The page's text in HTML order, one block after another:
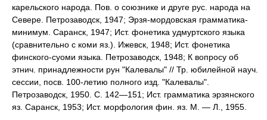
карельского народа. Пов. о союзнике и друге рус. народа на
Севере. Петрозаводск, 1947; Эрзя-мордовская грамматика-
минимум. Саранск, 1947; Ист. фонетика удмуртского языка
(сравнительно с коми яз.). Ижевск, 1948; Ист. фонетика
финского-суоми языка. Петрозаводск, 1948; К вопросу об
этнич. принадлежности рун "Калевалы" // Тр. юбилейной науч.
сессии, посв. 100-летию полного изд. "Калевалы".
Петрозаводск, 1950. С. 142—151; Ист. грамматика эрзянского
яз. Саранск, 1953; Ист. морфология фин. яз. М. — Л., 1955.